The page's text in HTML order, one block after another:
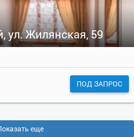
ул. Жилянская, 59
ПОД ЗАПРОС
еще